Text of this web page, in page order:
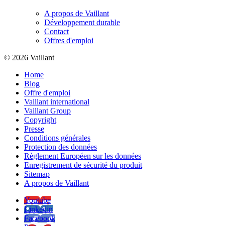
A propos de Vaillant
Développement durable
Contact
Offres d'emploi
© 2026 Vaillant
Home
Blog
Offre d'emploi
Vaillant international
Vaillant Group
Copyright
Presse
Conditions générales
Protection des données
Règlement Européen sur les données
Enregistrement de sécurité du produit
Sitemap
A propos de Vaillant
Youtube
Linkedin
Facebook